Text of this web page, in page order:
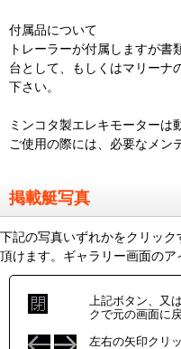
付属品について
トレーラーが付属しますが
台として、もしくはマリーナ
下さい。
ミンコタ製エレキモーターは
ご使用の際には、必要なメン
掲載艇写真
下記の写真いずれかをクリッ
頂けます。ギャラリー画面のア
上記ボタン、又
クで元の画面に
左右の矢印クリ